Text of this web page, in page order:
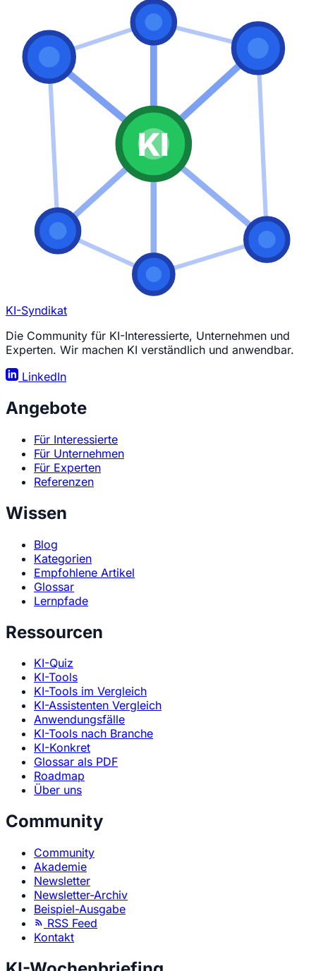
KI
KI-Syndikat
Die Community für KI-Interessierte, Unternehmen und
Experten. Wir machen KI verständlich und anwendbar.
LinkedIn
Angebote
Für Interessierte
Für Unternehmen
Für Experten
Referenzen
Wissen
Blog
Kategorien
Empfohlene Artikel
Glossar
Lernpfade
Ressourcen
KI-Quiz
KI-Tools
KI-Tools im Vergleich
KI-Assistenten Vergleich
Anwendungsfälle
KI-Tools nach Branche
KI-Konkret
Glossar als PDF
Roadmap
Über uns
Community
Community
Akademie
Newsletter
Newsletter-Archiv
Beispiel-Ausgabe
RSS Feed
Kontakt